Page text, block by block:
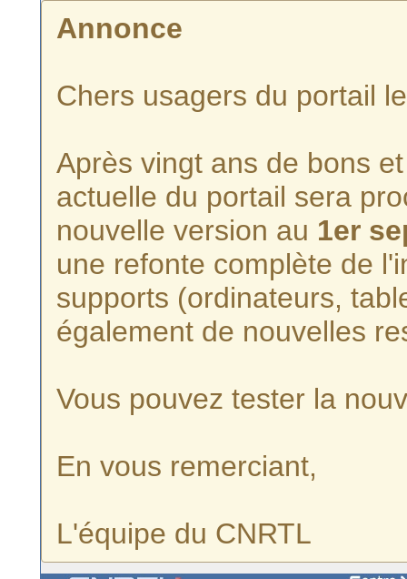
Annonce
Chers usagers du portail
Après vingt ans de bons
actuelle du portail sera
nouvelle version au 1er
une refonte complète de
supports (ordinateurs,
également de nouvelles
Vous pouvez tester la
En vous remerciant,
L'équipe du CNRTL